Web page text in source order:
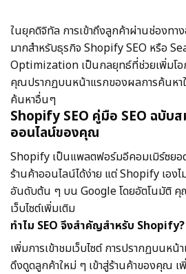
ในยุคดิจิทัล การเข้าถึงลูกค้าผ่านช่องท
มากสำหรับธุรกิจ Shopify SEO หรือ
Optimization เป็นกลยุทธ์ที่ช่วยเพิ่มโอ
คุณปรากฏบนหน้าแรกของผลการค้นหา
ค้นหาอื่นๆ
Shopify SEO คู่มือ SEO ฉบับ
ออนไลน์ของคุณ
Shopify เป็นแพลตฟอร์มอีคอมเมิร์ซย
ร้านค้าออนไลน์ได้ง่าย แต่ Shopify เอง
อันดับต้น ๆ บน Google โดยอัตโนมัติ
เว็บไซต์เพิ่มเติม
ทำไม SEO จึงสำคัญสำหรับ Shopify?
เพิ่มการเข้าชมเว็บไซต์ การปรากฏบนห
ดึงดูดลูกค้าใหม่ ๆ เข้าสู่ร้านค้าของคุณ เ